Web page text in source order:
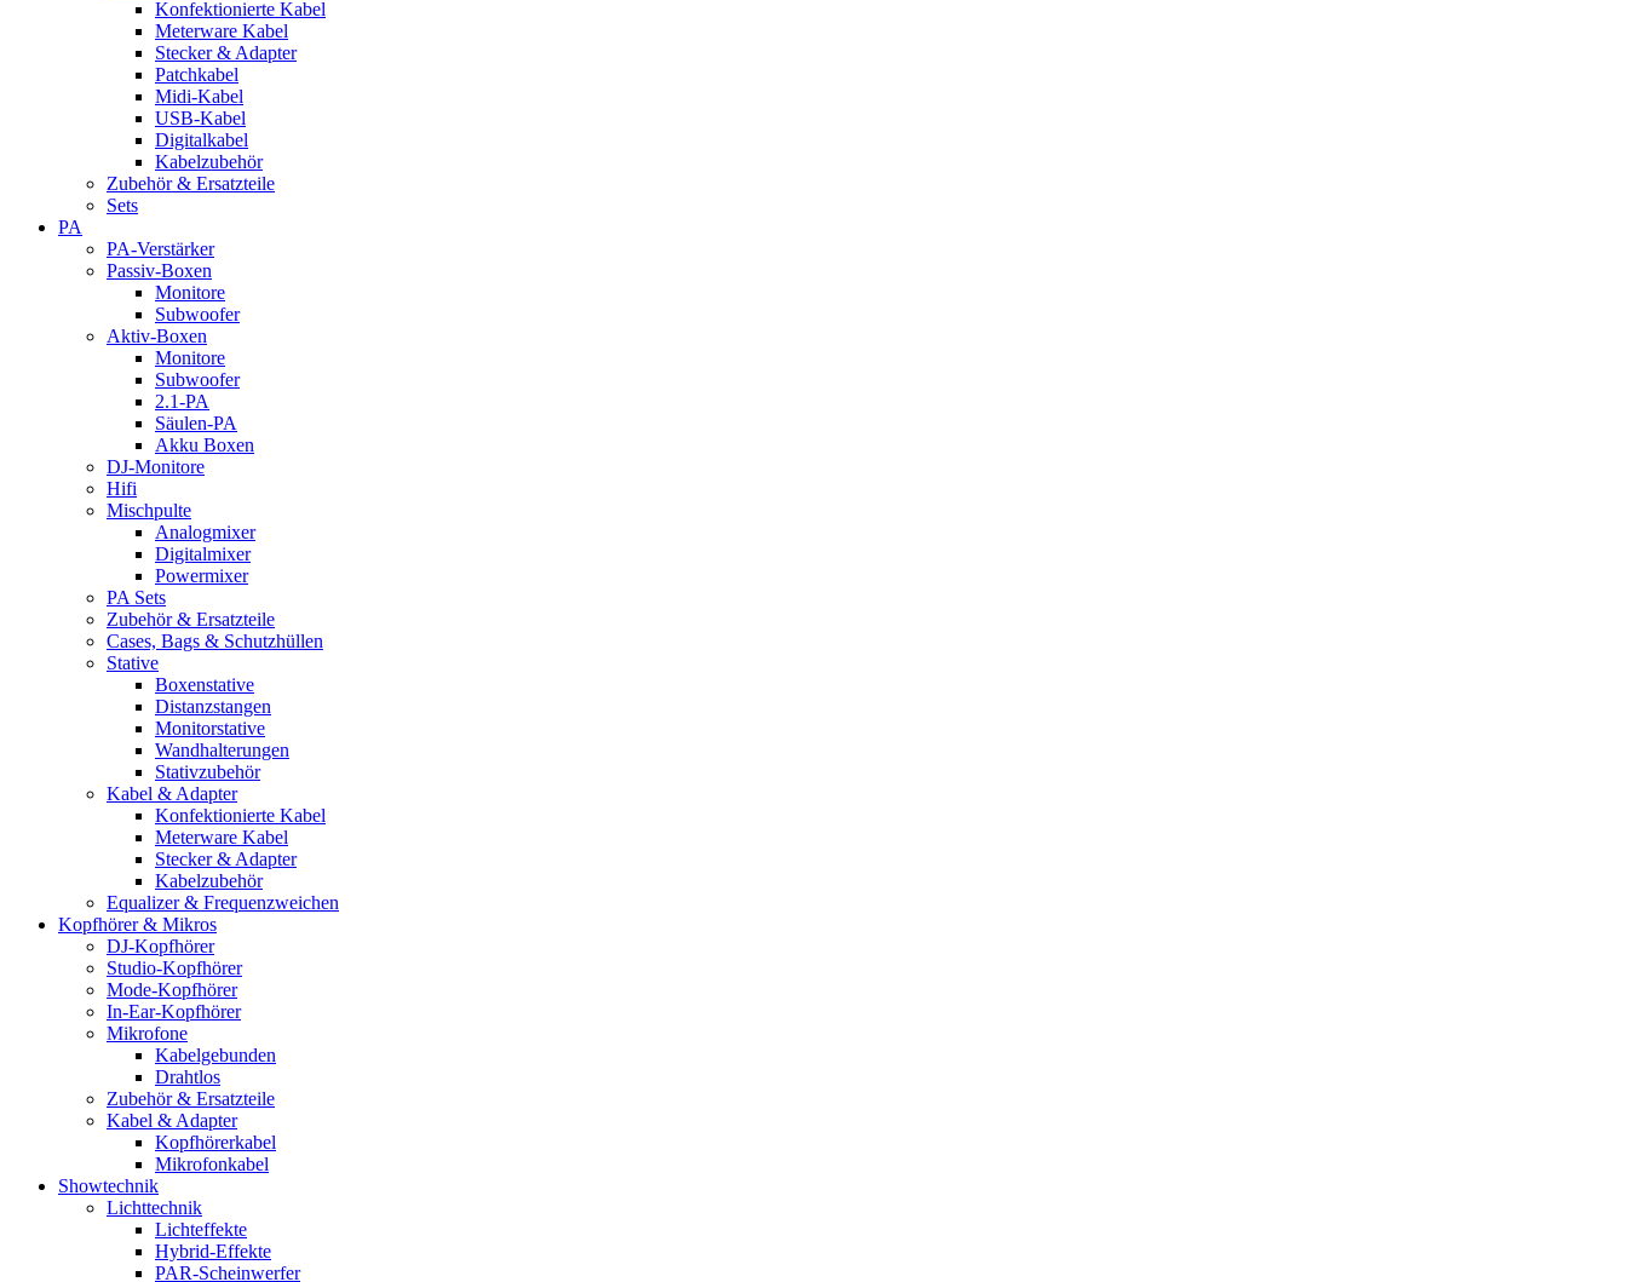
Konfektionierte Kabel
Meterware Kabel
Stecker & Adapter
Patchkabel
Midi-Kabel
USB-Kabel
Digitalkabel
Kabelzubehör
Zubehör & Ersatzteile
Sets
PA
PA-Verstärker
Passiv-Boxen
Monitore
Subwoofer
Aktiv-Boxen
Monitore
Subwoofer
2.1-PA
Säulen-PA
Akku Boxen
DJ-Monitore
Hifi
Mischpulte
Analogmixer
Digitalmixer
Powermixer
PA Sets
Zubehör & Ersatzteile
Cases, Bags & Schutzhüllen
Stative
Boxenstative
Distanzstangen
Monitorstative
Wandhalterungen
Stativzubehör
Kabel & Adapter
Konfektionierte Kabel
Meterware Kabel
Stecker & Adapter
Kabelzubehör
Equalizer & Frequenzweichen
Kopfhörer & Mikros
DJ-Kopfhörer
Studio-Kopfhörer
Mode-Kopfhörer
In-Ear-Kopfhörer
Mikrofone
Kabelgebunden
Drahtlos
Zubehör & Ersatzteile
Kabel & Adapter
Kopfhörerkabel
Mikrofonkabel
Showtechnik
Lichttechnik
Lichteffekte
Hybrid-Effekte
PAR-Scheinwerfer